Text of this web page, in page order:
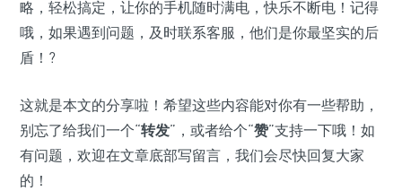
略，轻松搞定，让你的手机随时满电，快乐不断电！记得
哦，如果遇到问题，及时联系客服，他们是你最坚实的后
盾！?
这就是本文的分享啦！希望这些内容能对你有一些帮助，
别忘了给我们一个“转发”，或者给个“赞”支持一下哦！如
有问题，欢迎在文章底部写留言，我们会尽快回复大家
的！